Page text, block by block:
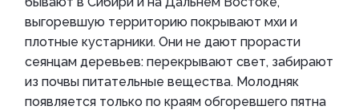
выгоревшую территорию покрывают мхи и
плотные кустарники. Они не дают прорасти
сеянцам деревьев: перекрывают свет, забирают
из почвы питательные вещества. Молодняк
появляется только по краям обгоревшего пятна